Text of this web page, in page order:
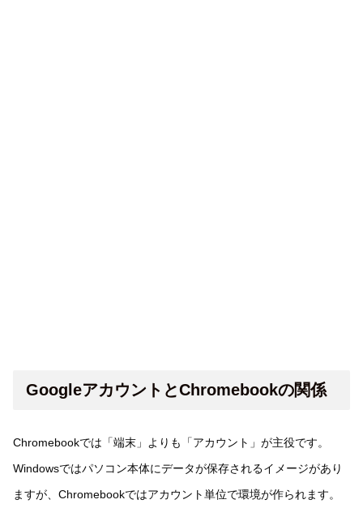
GoogleアカウントとChromebookの関係
Chromebookでは「端末」よりも「アカウント」が主役です。
Windowsではパソコン本体にデータが保存されるイメージがあり
ますが、Chromebookではアカウント単位で環境が作られます。